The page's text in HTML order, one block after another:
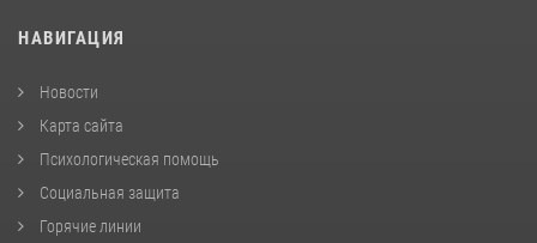
НАВИГАЦИЯ
Новости
Карта сайта
Психологическая помощь
Социальная защита
Горячие линии